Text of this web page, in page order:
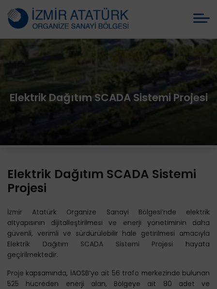
Elektrik Dağıtım SCADA Sistemi Projesi
Elektrik Dağıtım SCADA Sistemi
Projesi
İzmir Atatürk Organize Sanayi Bölgesi’nde elektrik
altyapısının dijitalleştirilmesi ve enerji yönetiminin daha
güvenli, verimli ve sürdürülebilir hale getirilmesi amacıyla
Elektrik Dağıtım SCADA Sistemi Projesi hayata
geçirilmektedir.
Proje kapsamında, İAOSB’ye ait 56 trafo merkezinde bulunan
525 hücreden enerji alan, Bölgeye ait 80 adet ve